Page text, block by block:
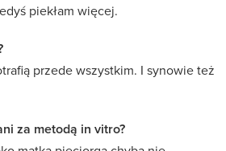
piekłam więcej.
przede wszystkim. I synowie też
za metodą in vitro?